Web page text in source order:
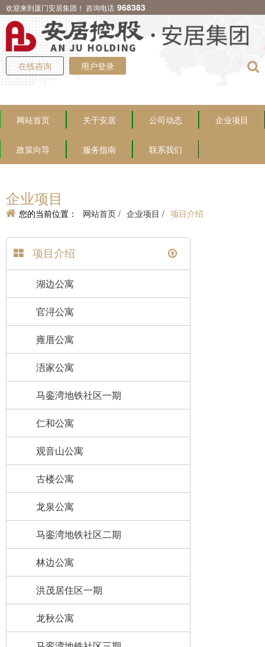
欢迎来到厦门安居集团！ 咨询电话 968383
在线咨询 用户登录
网站首页 关于安居 公司动态 企业项目
政策向导 服务指南 联系我们
企业项目
您的当前位置： 网站首页 / 企业项目 / 项目介绍
项目介绍
湖边公寓
官浔公寓
雍厝公寓
浯家公寓
马銮湾地铁社区一期
仁和公寓
观音山公寓
古楼公寓
龙泉公寓
马銮湾地铁社区二期
林边公寓
洪茂居住区一期
龙秋公寓